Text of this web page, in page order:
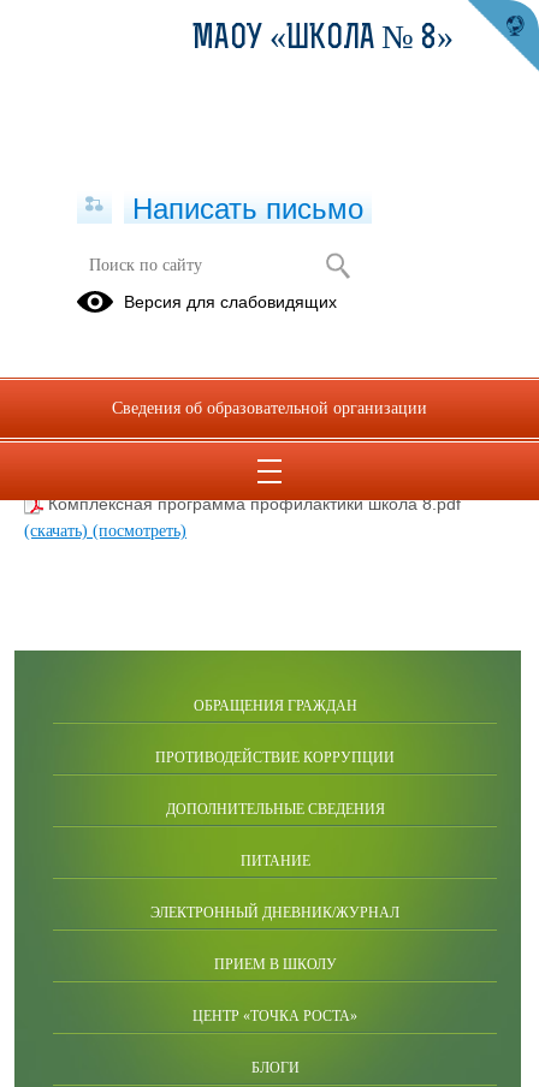
ПРОГРАММА ВОСПИТАНИЯ
образования.pdf
(скачать)
(посмотреть)
Комплексная программа профилактики школа 8.pdf
(скачать) (посмотреть)
ОБРАЩЕНИЯ ГРАЖДАН
ПРОТИВОДЕЙСТВИЕ КОРРУПЦИИ
ДОПОЛНИТЕЛЬНЫЕ СВЕДЕНИЯ
ПИТАНИЕ
ЭЛЕКТРОННЫЙ ДНЕВНИК/ЖУРНАЛ
ПРИЕМ В ШКОЛУ
ЦЕНТР «ТОЧКА РОСТА»
БЛОГИ
МАОУ «ШКОЛА № 8»
Написать письмо
Версия для слабовидящих
Сведения об образовательной организации